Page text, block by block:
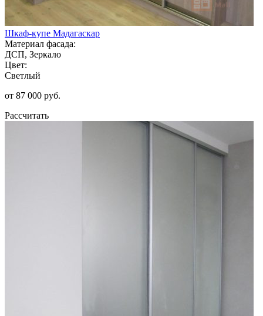
Шкаф-купе Мадагаскар
Материал фасада:
ДСП, Зеркало
Цвет:
Светлый
от 87 000 руб.
Рассчитать